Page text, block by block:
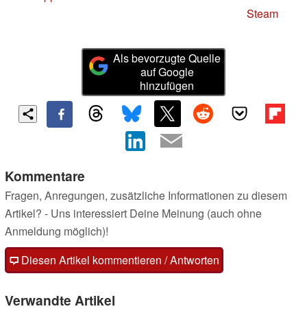
Steam
Als bevorzugte Quelle
auf Google
hinzufügen
Kommentare
Fragen, Anregungen, zusätzliche Informationen zu diesem
Artikel? - Uns interessiert Deine Meinung (auch ohne
Anmeldung möglich)!
Diesen Artikel kommentieren / Antworten
Verwandte Artikel